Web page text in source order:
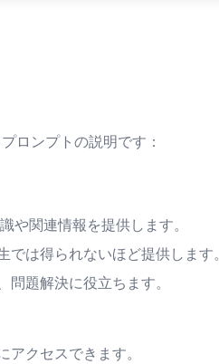
ロンプトの説明です：
や関連情報を提供します。
は得られないほど提供します。
題解決に役立ちます。
クセスできます。